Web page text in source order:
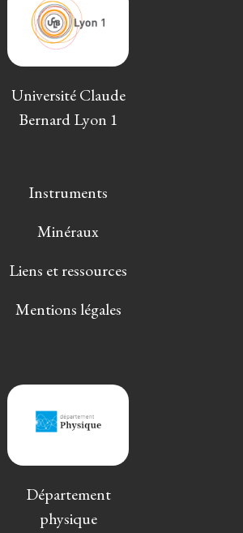
Université Claude
Bernard Lyon 1
Instruments
Minéraux
Liens et ressources
Mentions légales
Département
physique